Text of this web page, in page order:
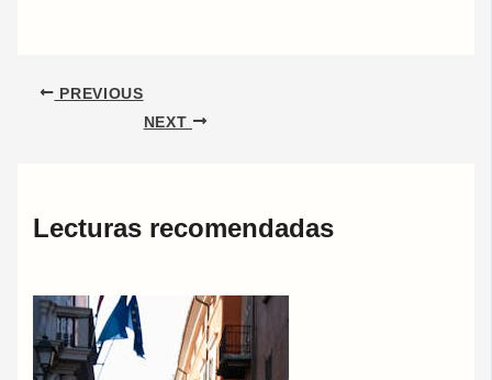
PREVIOUS
NEXT
Lecturas recomendadas